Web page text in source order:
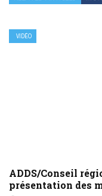
VIDÉO
ADDS/Conseil
présentation des